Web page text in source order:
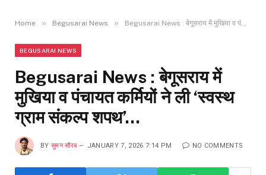
Home » Begusarai News » Begusarai News : बेगूसराय में मुखिया व पंचायत कर्मियों ने ली ‘स्वस्थ ग्राम संकल्प शपथ’…
BEGUSARAI NEWS
Begusarai News : बेगूसराय में
मुखिया व पंचायत कर्मियों ने ली ‘स्वस्थ
ग्राम संकल्प शपथ’…
BY सुमन सौरब JANUARY 7, 2026 7:14 PM NO COMMENTS